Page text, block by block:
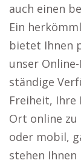
auch einen
Ein
bietet Ihnen
unser
ständige
Freiheit, Ihre
Ort online zu
oder mobil,
stehen